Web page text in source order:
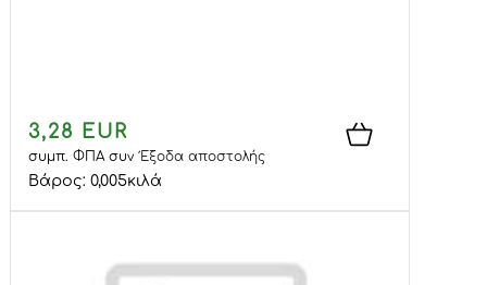
3,28 EUR
συμπ. ΦΠΑσυνΈξοδα αποστολής
Βάρος: 0,005κιλά